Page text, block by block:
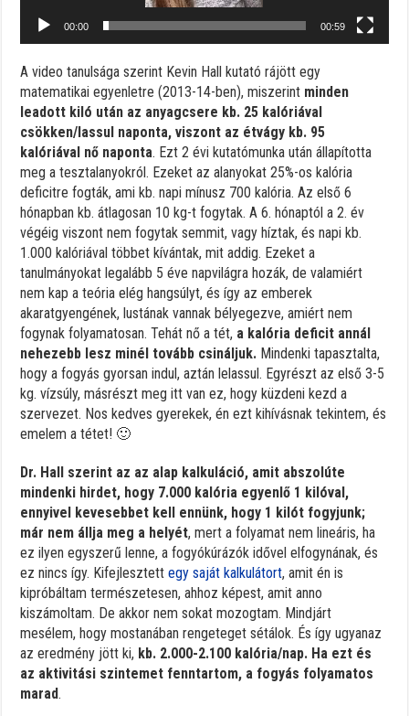
00:00 00:59
A video tanulsága szerint Kevin Hall kutató rájött egy
matematikai egyenletre (2013-14-ben), miszerint minden
leadott kiló után az anyagcsere kb. 25 kalóriával
csökken/lassul naponta, viszont az étvágy kb. 95
kalóriával nő naponta. Ezt 2 évi kutatómunka után állapította
meg a tesztalanyokról. Ezeket az alanyokat 25%-os kalória
deficitre fogták, ami kb. napi mínusz 700 kalória. Az első 6
hónapban kb. átlagosan 10 kg-t fogytak. A 6. hónaptól a 2. év
végéig viszont nem fogytak semmit, vagy híztak, és napi kb.
1.000 kalóriával többet kívántak, mit addig. Ezeket a
tanulmányokat legalább 5 éve napvilágra hozák, de valamiért
nem kap a teória elég hangsúlyt, és így az emberek
akaratgyengének, lustának vannak bélyegezve, amiért nem
fogynak folyamatosan. Tehát nő a tét, a kalória deficit annál
nehezebb lesz minél tovább csináljuk. Mindenki tapasztalta,
hogy a fogyás gyorsan indul, aztán lelassul. Egyrészt az első 3-5
kg. vízsúly, másrészt meg itt van ez, hogy küzdeni kezd a
szervezet. Nos kedves gyerekek, én ezt kihívásnak tekintem, és
emelem a tétet! 🙂
Dr. Hall szerint az az alap kalkuláció, amit abszolúte
mindenki hirdet, hogy 7.000 kalória egyenlő 1 kilóval,
ennyivel kevesebbet kell ennünk, hogy 1 kilót fogyjunk;
már nem állja meg a helyét, mert a folyamat nem lineáris, ha
ez ilyen egyszerű lenne, a fogyókúrázók idővel elfogynának, és
ez nincs így. Kifejlesztettegy saját kalkulátort, amit én is
kipróbáltam természetesen, ahhoz képest, amit anno
kiszámoltam. De akkor nem sokat mozogtam. Mindjárt
mesélem, hogy mostanában rengeteget sétálok. És így ugyanaz
az eredmény jött ki, kb. 2.000-2.100 kalória/nap. Ha ezt és
az aktivitási szintemet fenntartom, a fogyás folyamatos
marad.